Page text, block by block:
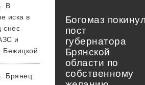
В
иска в
снес
и
Бежицкой
Брянец
Богомаз покинул
пост
губернатора
Брянской
области по
собственному